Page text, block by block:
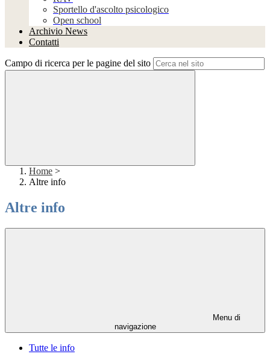
Sportello d'ascolto psicologico
Open school
Archivio News
Contatti
Campo di ricerca per le pagine del sito
Home >
Altre info
Altre info
Menu di
navigazione
Tutte le info